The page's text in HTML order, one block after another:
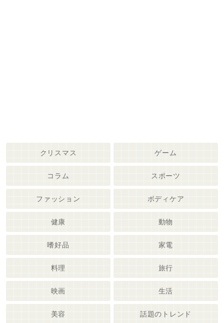
クリスマス ゲーム
コラム スポーツ
ファッション ボディケア
健康 動物
嗜好品 家電
料理 旅行
映画 生活
美容 話題のトレンド